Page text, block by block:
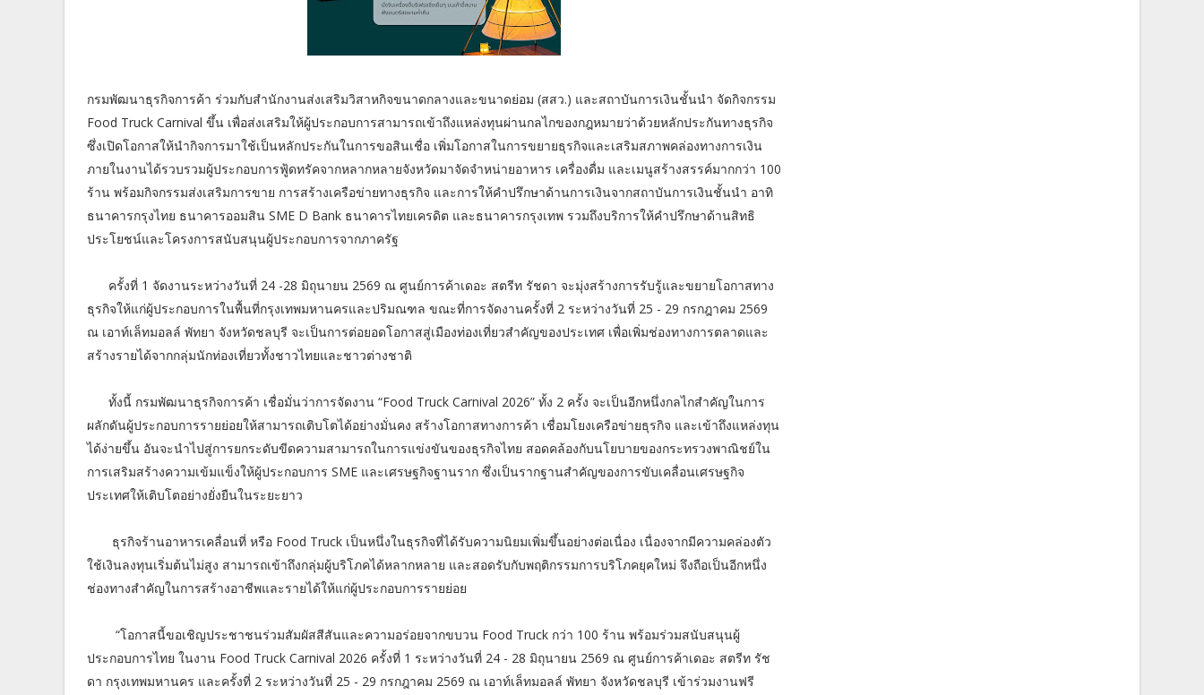
กรมพัฒนาธุรกิจการค้า ร่วมกับสำนักงานส่งเสริมวิสาหกิจขนาดกลางและขนาดย่อม (สสว.) และสถาบันการเงินชั้นนำ จัดกิจกรรม
Food Truck Carnival ขึ้น เพื่อส่งเสริมให้ผู้ประกอบการสามารถเข้าถึงแหล่งทุนผ่านกลไกของกฎหมายว่าด้วยหลักประกันทางธุรกิจ
ซึ่งเปิดโอกาสให้นำกิจการมาใช้เป็นหลักประกันในการขอสินเชื่อ เพิ่มโอกาสในการขยายธุรกิจและเสริมสภาพคล่องทางการเงิน
ภายในงานได้รวบรวมผู้ประกอบการฟู้ดทรัคจากหลากหลายจังหวัดมาจัดจำหน่ายอาหาร เครื่องดื่ม และเมนูสร้างสรรค์มากกว่า 100
ร้าน พร้อมกิจกรรมส่งเสริมการขาย การสร้างเครือข่ายทางธุรกิจ และการให้คำปรึกษาด้านการเงินจากสถาบันการเงินชั้นนำ อาทิ
ธนาคารกรุงไทย ธนาคารออมสิน SME D Bank ธนาคารไทยเครดิต และธนาคารกรุงเทพ รวมถึงบริการให้คำปรึกษาด้านสิทธิ
ประโยชน์และโครงการสนับสนุนผู้ประกอบการจากภาครัฐ
ครั้งที่ 1 จัดงานระหว่างวันที่ 24 -28 มิถุนายน 2569 ณ ศูนย์การค้าเดอะ สตรีท รัชดา จะมุ่งสร้างการรับรู้และขยายโอกาสทาง
ธุรกิจให้แก่ผู้ประกอบการในพื้นที่กรุงเทพมหานครและปริมณฑล ขณะที่การจัดงานครั้งที่ 2 ระหว่างวันที่ 25 - 29 กรกฎาคม 2569
ณ เอาท์เล็ทมอลล์ พัทยา จังหวัดชลบุรี จะเป็นการต่อยอดโอกาสสู่เมืองท่องเที่ยวสำคัญของประเทศ เพื่อเพิ่มช่องทางการตลาดและ
สร้างรายได้จากกลุ่มนักท่องเที่ยวทั้งชาวไทยและชาวต่างชาติ
ทั้งนี้ กรมพัฒนาธุรกิจการค้า เชื่อมั่นว่าการจัดงาน “Food Truck Carnival 2026” ทั้ง 2 ครั้ง จะเป็นอีกหนึ่งกลไกสำคัญในการ
ผลักดันผู้ประกอบการรายย่อยให้สามารถเติบโตได้อย่างมั่นคง สร้างโอกาสทางการค้า เชื่อมโยงเครือข่ายธุรกิจ และเข้าถึงแหล่งทุน
ได้ง่ายขึ้น อันจะนำไปสู่การยกระดับขีดความสามารถในการแข่งขันของธุรกิจไทย สอดคล้องกับนโยบายของกระทรวงพาณิชย์ใน
การเสริมสร้างความเข้มแข็งให้ผู้ประกอบการ SME และเศรษฐกิจฐานราก ซึ่งเป็นรากฐานสำคัญของการขับเคลื่อนเศรษฐกิจ
ประเทศให้เติบโตอย่างยั่งยืนในระยะยาว
ธุรกิจร้านอาหารเคลื่อนที่ หรือ Food Truck เป็นหนึ่งในธุรกิจที่ได้รับความนิยมเพิ่มขึ้นอย่างต่อเนื่อง เนื่องจากมีความคล่องตัว
ใช้เงินลงทุนเริ่มต้นไม่สูง สามารถเข้าถึงกลุ่มผู้บริโภคได้หลากหลาย และสอดรับกับพฤติกรรมการบริโภคยุคใหม่ จึงถือเป็นอีกหนึ่ง
ช่องทางสำคัญในการสร้างอาชีพและรายได้ให้แก่ผู้ประกอบการรายย่อย
“โอกาสนี้ขอเชิญประชาชนร่วมสัมผัสสีสันและความอร่อยจากขบวน Food Truck กว่า 100 ร้าน พร้อมร่วมสนับสนุนผู้
ประกอบการไทย ในงาน Food Truck Carnival 2026 ครั้งที่ 1 ระหว่างวันที่ 24 - 28 มิถุนายน 2569 ณ ศูนย์การค้าเดอะ สตรีท รัช
ดา กรุงเทพมหานคร และครั้งที่ 2 ระหว่างวันที่ 25 - 29 กรกฎาคม 2569 ณ เอาท์เล็ทมอลล์ พัทยา จังหวัดชลบุรี เข้าร่วมงานฟรี